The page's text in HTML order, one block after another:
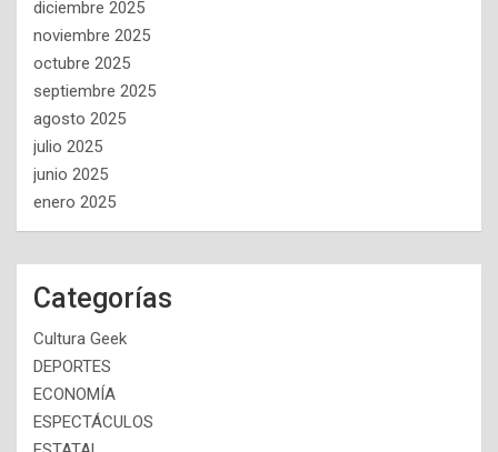
diciembre 2025
noviembre 2025
octubre 2025
septiembre 2025
agosto 2025
julio 2025
junio 2025
enero 2025
Categorías
Cultura Geek
DEPORTES
ECONOMÍA
ESPECTÁCULOS